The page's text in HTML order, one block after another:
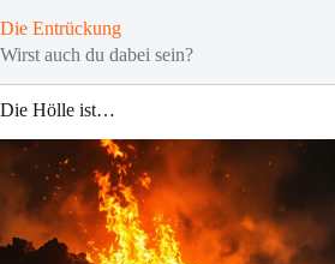
Inhalt
springen
Die Entrückung
Wirst auch du dabei sein?
Die Hölle ist…